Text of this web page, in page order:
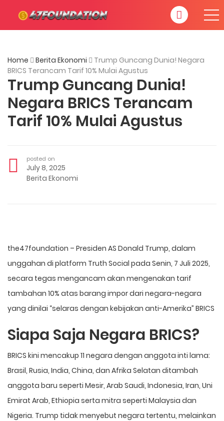
Home Berita Ekonomi
Trump Guncang Dunia! Negara
BRICS Terancam Tarif 10% Mulai Agustus
Trump Guncang Dunia!
Negara BRICS Terancam
Tarif 10% Mulai Agustus
posted on
July 8, 2025
Berita Ekonomi
the47foundation – Presiden AS Donald Trump, dalam
unggahan di platform Truth Social pada Senin, 7 Juli 2025,
secara tegas mengancam akan mengenakan tarif
tambahan 10% atas barang impor dari negara-negara
yang dinilai “selaras dengan kebijakan anti-Amerika” BRICS
Siapa Saja Negara BRICS?
BRICS kini mencakup 11 negara dengan anggota inti lama:
Brasil, Rusia, India, China, dan Afrika Selatan ditambah
anggota baru seperti Mesir, Arab Saudi, Indonesia, Iran, Uni
Emirat Arab, Ethiopia serta mitra seperti Malaysia dan
Nigeria. Trump tidak menyebut negara tertentu, melainkan